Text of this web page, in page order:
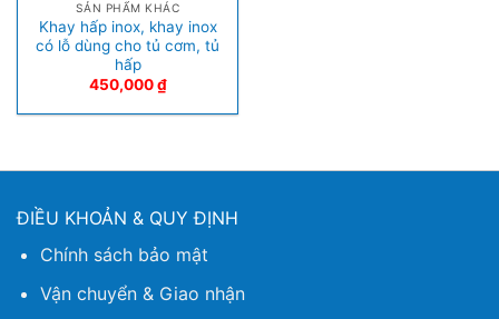
SẢN PHẨM KHÁC
Khay hấp inox, khay inox
có lỗ dùng cho tủ cơm, tủ
hấp
450,000₫
ĐIỀU KHOẢN & QUY ĐỊNH
Chính sách bảo mật
Vận chuyển & Giao nhận